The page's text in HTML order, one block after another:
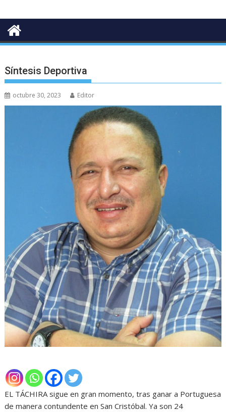
Síntesis Deportiva
octubre 30, 2023 Editor
EL TÁCHIRA sigue en gran momento, tras ganar a Portuguesa
de manera contundente en San Cristóbal. Ya son 24